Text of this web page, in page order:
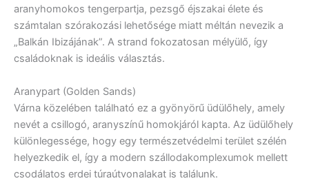
aranyhomokos tengerpartja, pezsgő éjszakai élete és
számtalan szórakozási lehetősége miatt méltán nevezik a
„Balkán Ibizájának”. A strand fokozatosan mélyülő, így
családoknak is ideális választás.
Aranypart (Golden Sands)
Várna közelében található ez a gyönyörű üdülőhely, amely
nevét a csillogó, aranyszínű homokjáról kapta. Az üdülőhely
különlegessége, hogy egy természetvédelmi terület szélén
helyezkedik el, így a modern szállodakomplexumok mellett
csodálatos erdei túraútvonalakat is találunk.